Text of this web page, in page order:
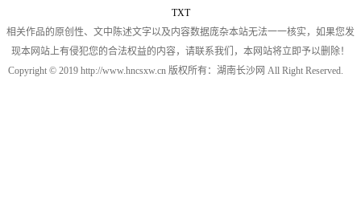
TXT
相关作品的原创性、文中陈述文字以及内容数据庞杂本站无法一一核实，如果您发
现本网站上有侵犯您的合法权益的内容，请联系我们，本网站将立即予以删除！
Copyright © 2019 http://www.hncsxw.cn 版权所有：湖南长沙网 All Right Reserved.